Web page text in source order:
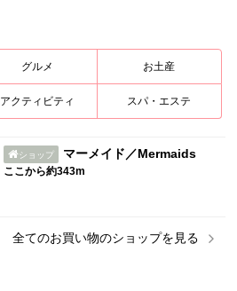
グルメ お土産
アクティビティ スパ・エステ
ショップ マーメイド／Mermaids
ここから約343m
全てのお買い物のショップを見る